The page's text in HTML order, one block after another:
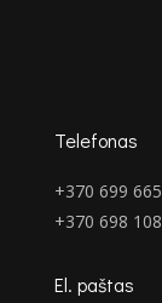
Telefonas
+370 699
+370 698
El. paštas